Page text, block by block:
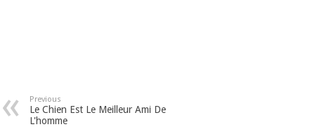
Previous
Le Chien Est Le Meilleur Ami De
L'homme